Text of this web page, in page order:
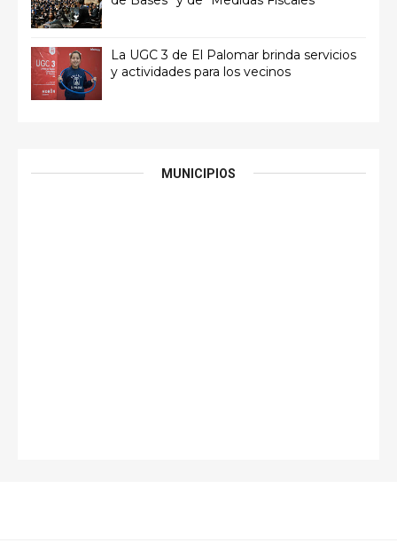
La UGC 3 de El Palomar brinda servicios
y actividades para los vecinos
MUNICIPIOS